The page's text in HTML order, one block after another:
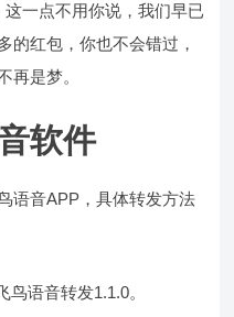
一点不用你说，我们早已
的红包，你也不会错过，
再是梦。
软件
语音APP，具体转发方法
语音转发1.1.0。